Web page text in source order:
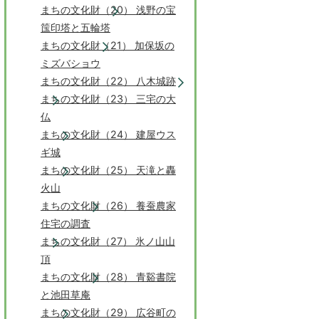
まちの文化財（20） 浅野の宝
筺印塔と五輪塔
まちの文化財（21） 加保坂の
ミズバショウ
まちの文化財（22） 八木城跡
まちの文化財（23） 三宅の大
仏
まちの文化財（24） 建屋ウス
ギ城
まちの文化財（25） 天滝と轟
火山
まちの文化財（26） 養蚕農家
住宅の調査
まちの文化財（27） 氷ノ山山
頂
まちの文化財（28） 青谿書院
と池田草庵
まちの文化財（29） 広谷町の